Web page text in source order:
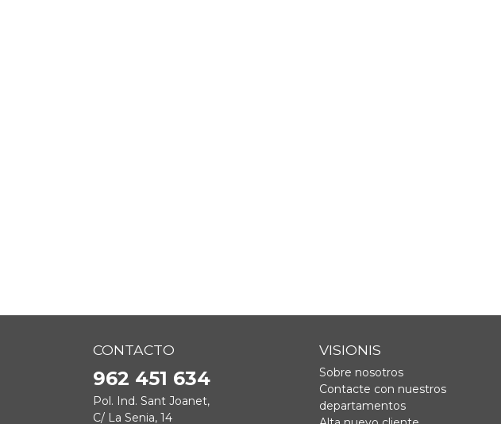
CONTACTO
962 451 634
Pol. Ind. Sant Joanet,
C/ La Senia, 14
VISIONIS
Sobre nosotros
Contacte con nuestros
departamentos